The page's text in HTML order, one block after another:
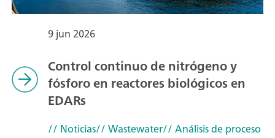
9 jun 2026
Control continuo de nitrógeno y
fósforo en reactores biológicos en
EDARs
// Noticias// Wastewater// Análisis de proceso